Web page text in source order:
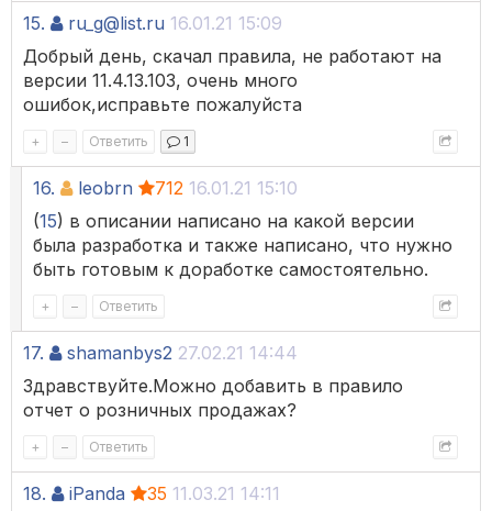
15. ru_g@list.ru 16.01.21 15:09
Добрый день, скачал правила, не работают на
версии 11.4.13.103, очень много
ошибок,исправьте пожалуйста
+ – Ответить 1
16. leobrn 712 16.01.21 15:10
(15) в описании написано на какой версии
была разработка и также написано, что нужно
быть готовым к доработке самостоятельно.
+ – Ответить
17. shamanbys2 27.02.21 14:44
Здравствуйте.Можно добавить в правило
отчет о розничных продажах?
+ – Ответить
18. iPanda 35 11.03.21 14:11